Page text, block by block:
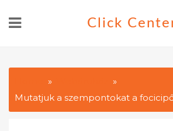
Click
Mutatjuk a szempontokat a